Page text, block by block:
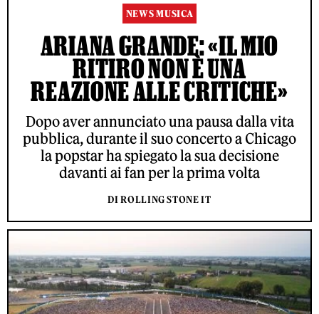
NEWS MUSICA
ARIANA GRANDE: «IL MIO
RITIRO NON È UNA
REAZIONE ALLE CRITICHE»
Dopo aver annunciato una pausa dalla vita
pubblica, durante il suo concerto a Chicago
la popstar ha spiegato la sua decisione
davanti ai fan per la prima volta
DI ROLLING STONE IT